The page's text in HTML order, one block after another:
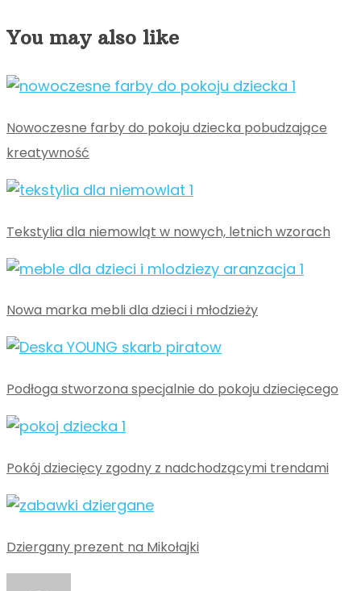
You may also like
Nowoczesne farby do pokoju dziecka pobudzające
kreatywność
Tekstylia dla niemowląt w nowych, letnich wzorach
Nowa marka mebli dla dzieci i młodzieży
Podłoga stworzona specjalnie do pokoju dziecięcego
Pokój dziecięcy zgodny z nadchodzącymi trendami
Dziergany prezent na Mikołajki